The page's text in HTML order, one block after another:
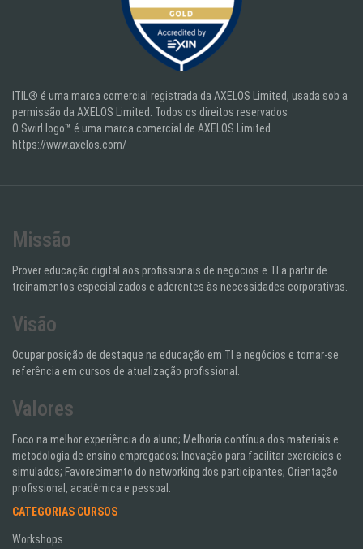
ITIL® é uma marca comercial registrada da AXELOS Limited, usada sob a
permissão da AXELOS Limited. Todos os direitos reservados
O Swirl logo™ é uma marca comercial de AXELOS Limited.
https://www.axelos.com/
Missão
Prover educação digital aos profissionais de negócios e TI a partir de
treinamentos especializados e aderentes às necessidades corporativas.
Visão
Ocupar posição de destaque na educação em TI e negócios e tornar-se
referência em cursos de atualização profissional.
Valores
Foco na melhor experiência do aluno; Melhoria contínua dos materiais e
metodologia de ensino empregados; Inovação para facilitar exercícios e
simulados; Favorecimento do networking dos participantes; Orientação
profissional, acadêmica e pessoal.
CATEGORIAS CURSOS
Workshops